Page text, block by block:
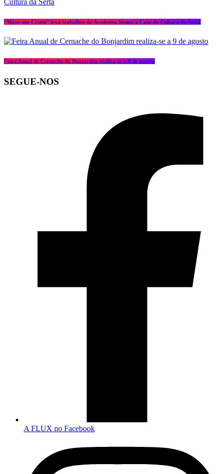
“Mãos que Criam” leva trabalhos da Academia Sénior à Casa da Cultura da Sertã
Feira Anual de Cernache do Bonjardim realiza-se a 9 de agosto
SEGUE-NOS
A FLUX no Facebook